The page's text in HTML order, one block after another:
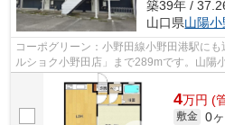
築39年 /
山口県山陽
コーポグリーン：小野田線小野田港駅に
ルショク小野田店」まで289mです。山陽
めたいとお考えの方。賃貸情報のことな...
4万円 (
敷金 0